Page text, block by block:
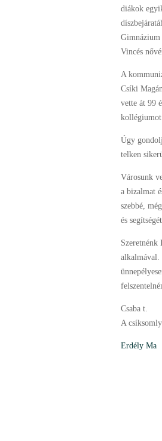
diákok
Gimnázium
Vincés
A
Csíki
vette át 99
kollégiumot
Úgy
telken
Városunk
a bizalmat
szebbé,
és
Szeretnénk
alkalmával.
Csaba t.
A
Erdély Ma